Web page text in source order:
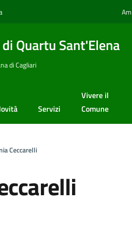
Quartu Sant'Elena
di Cagliari
Servizi
Vivere il
Comune
Ceccarelli